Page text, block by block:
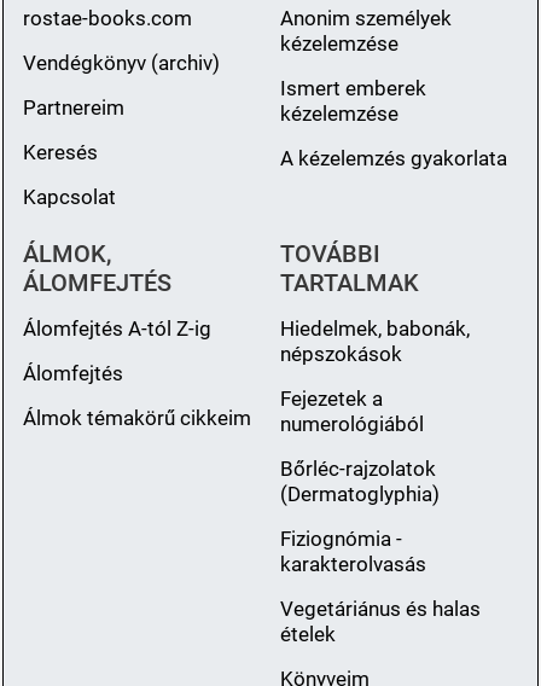
rostae-books.com
Vendégkönyv (archiv)
Partnereim
Keresés
Kapcsolat
Anonim személyek
kézelemzése
Ismert emberek
kézelemzése
A kézelemzés gyakorlata
ÁLMOK,
ÁLOMFEJTÉS
Álomfejtés A-tól Z-ig
Álomfejtés
Álmok témakörű cikkeim
TOVÁBBI
TARTALMAK
Hiedelmek, babonák,
népszokások
Fejezetek a
numerológiából
Bőrléc-rajzolatok
(Dermatoglyphia)
Fiziognómia -
karakterolvasás
Vegetáriánus és halas
ételek
Könyveim